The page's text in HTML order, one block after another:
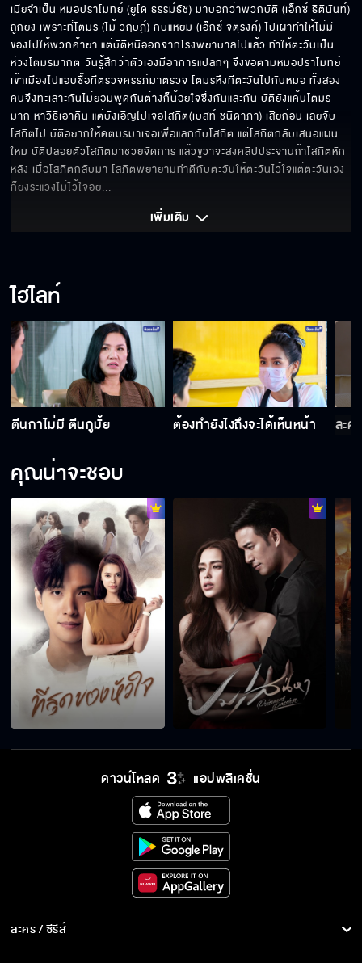
กำลังสอนดูยอดขาย
ไอ้คนลามก
แบนขนาดนี้...เอาอะไรมาอาย
คุณก็หึงฉันจริงๆ นะเนี่ย
แค่นี้ก็ทำอะไรฉันไม่ได้
หนูจะเป็นเจ้าสาวเอง
ห้ามทำอะไรฉันนะ
เธอมองอะไร
เธอจับก้นฉัน!!!
จับตูดฉัน แล้วยังว่าฉันลามกอีก
เมียจำเป็น หมอปราโมทย์ (ยูโด ธรรม์ธัช) มาบอกว่าพวกบัติ (เอ็กซ์ ธิตินันท์)
ถูกยิง เพราะที่โตมร (ไม้ วฤษฎิ์) กับแหยม (เอ็กซ์ จตุรงค์) ไปเผาทำให้ไม่มี
ของไปให้พวกค้ายา แต่บัติหนีออกจากโรงพยาบาลไปแล้ว ทำให้ตะวันเป็น
ห่วงโตมรมากตะวันรู้สึกว่าตัวเองมีอาการแปลกๆ จึงขอตามหมอปราโมทย์
เข้าเมืองไปแอบซื้อที่ตรวจครรภ์มาตรวจ โตมรหึงที่ตะวันไปกับหมอ ทั้งสอง
คนจึงทะเลาะกันไม่ยอมพูดกันต่างก็น้อยใจซึ่งกันและกัน บัติยังแค้นโตมร
มาก หาวิธีเอาคืน แต่บังเอิญไปเจอโสภิต(เบสท์ ชนิดาภา) เสียก่อน เลยจับ
โสภิตไป บัติอยากให้ดตมรมาเจอเพื่อแลกกับโสภิต แต่โสภิตกลับเสนอแผน
ใหม่ บัติปล่อยตัวโสภิตมาช่วยจัดการ แล้วขู่ว่าจะส่งคลิปประจานถ้าโสภิตหัก
หลัง เมื่อโสภิตกลับมา โสภิตพยายามทำดีกับตะวันให้ตะวันไว้ใจแต่ตะวันเอง
ก็ยังระแวงไม่ไว้ใจอย...
เพิ่มเติม
ไฮไลท์
ตีนกาไม่มี ตีนกูมั้ย ต้องทำยังไงถึงจะได้เห็นหน้า ละค
คุณน่าจะชอบ
ดาวน์โหลด แอปพลิเคชั่น
ละคร / ซีรีส์
ละคร/ซีรีส์